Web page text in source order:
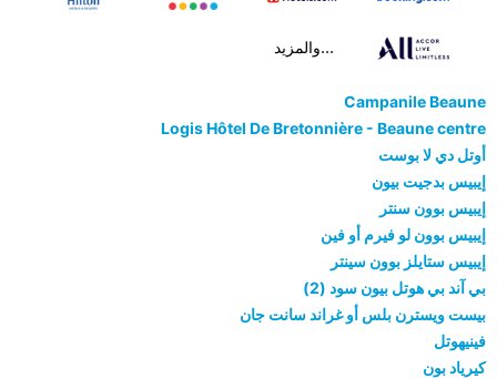
...والمزيد
Campanile Beaune
Logis Hôtel De Bretonnière - Beaune centre
أوتل دي لا بوست
إيبيس بدجيت بيون
إيبيس بوون سنتر
إيبيس بوون لو فيرم أو فين
إيبيس ستايلز بوون سينتر
بي آند بي هوتل بيون سود (2)
بيست ويسترن بلس أو غراند سانت جان
فينيهوتل
كيرياد بون